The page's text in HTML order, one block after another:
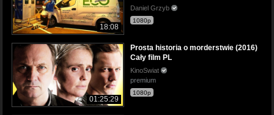
18:08
Daniel Grzyb
1080p
01:25:29
Prosta historia o morderstwie (2016)
Cały film PL
KinoSwiat
premium
1080p